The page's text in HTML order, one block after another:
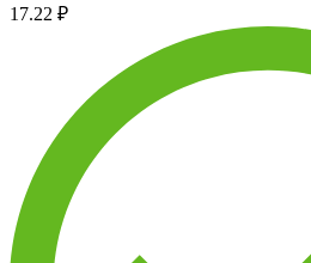
17.22 ₽